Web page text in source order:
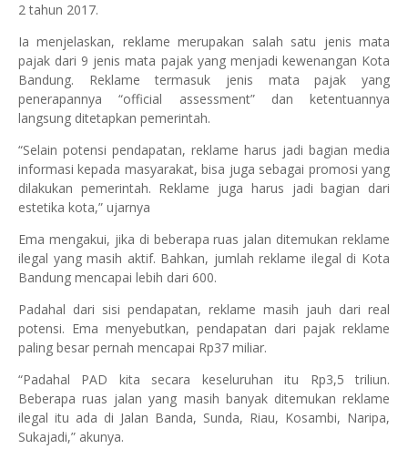
2 tahun 2017.
Ia menjelaskan, reklame merupakan salah satu jenis mata
pajak dari 9 jenis mata pajak yang menjadi kewenangan Kota
Bandung. Reklame termasuk jenis mata pajak yang
penerapannya “official assessment” dan ketentuannya
langsung ditetapkan pemerintah.
“Selain potensi pendapatan, reklame harus jadi bagian media
informasi kepada masyarakat, bisa juga sebagai promosi yang
dilakukan pemerintah. Reklame juga harus jadi bagian dari
estetika kota,” ujarnya
Ema mengakui, jika di beberapa ruas jalan ditemukan reklame
ilegal yang masih aktif. Bahkan, jumlah reklame ilegal di Kota
Bandung mencapai lebih dari 600.
Padahal dari sisi pendapatan, reklame masih jauh dari real
potensi. Ema menyebutkan, pendapatan dari pajak reklame
paling besar pernah mencapai Rp37 miliar.
“Padahal PAD kita secara keseluruhan itu Rp3,5 triliun.
Beberapa ruas jalan yang masih banyak ditemukan reklame
ilegal itu ada di Jalan Banda, Sunda, Riau, Kosambi, Naripa,
Sukajadi,” akunya.